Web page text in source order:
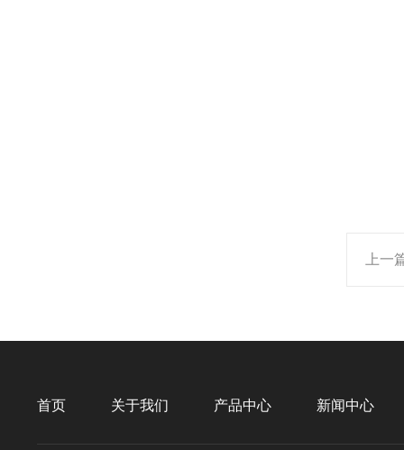
上一
首页 关于我们 产品中心 新闻中心